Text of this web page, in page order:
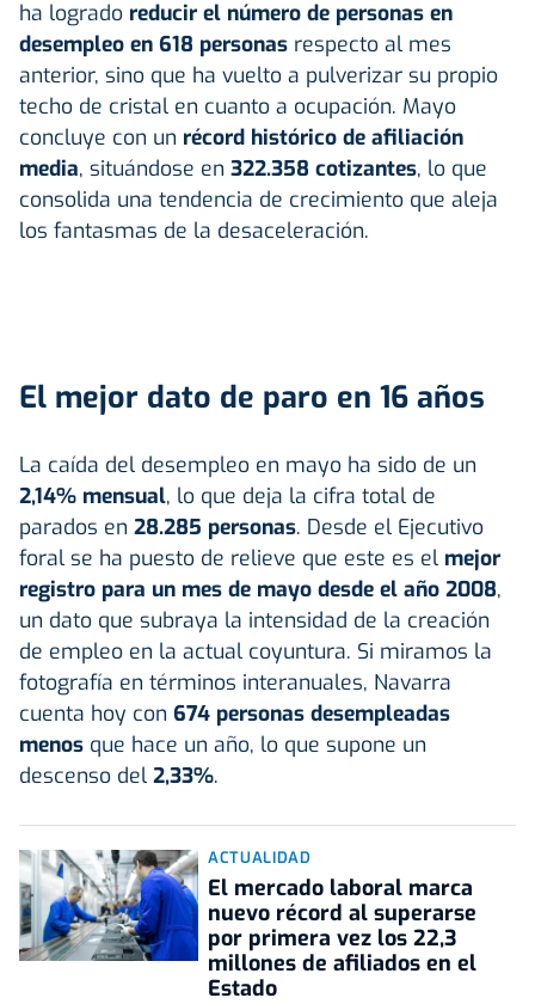
ha logrado reducir el número de personas en
desempleo en 618 personas respecto al mes
anterior, sino que ha vuelto a pulverizar su propio
techo de cristal en cuanto a ocupación. Mayo
concluye con un récord histórico de afiliación
media, situándose en 322.358 cotizantes, lo que
consolida una tendencia de crecimiento que aleja
los fantasmas de la desaceleración.
El mejor dato de paro en 16 años
La caída del desempleo en mayo ha sido de un
2,14% mensual, lo que deja la cifra total de
parados en 28.285 personas. Desde el Ejecutivo
foral se ha puesto de relieve que este es el mejor
registro para un mes de mayo desde el año 2008,
un dato que subraya la intensidad de la creación
de empleo en la actual coyuntura. Si miramos la
fotografía en términos interanuales, Navarra
cuenta hoy con 674 personas desempleadas
menos que hace un año, lo que supone un
descenso del 2,33%.
ACTUALIDAD
El mercado laboral marca
nuevo récord al superarse
por primera vez los 22,3
millones de afiliados en el
Estado